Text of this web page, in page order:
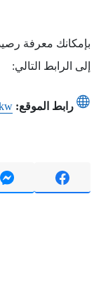
بإمكانك معرفة
إلى الرابط التالي:
رابط الموقع: